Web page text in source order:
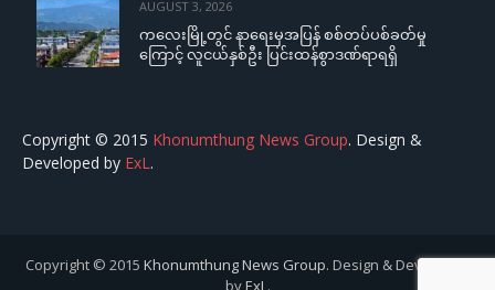
AUGUST 3, 2026
ကလေးမြို့တွင် နာရေးမှအပြန် စစ်တပ်ပစ်ခတ်မှု
ကြောင့် လူငယ်နှစ်ဦး ပြင်းထန်စွာဒဏ်ရာရရှိ
Copyright © 2015 Khonumthung News Group. Design &
Developed by ExL .
Copyright © 2015 Khonumthung News Group. Design & Developed
byExL .